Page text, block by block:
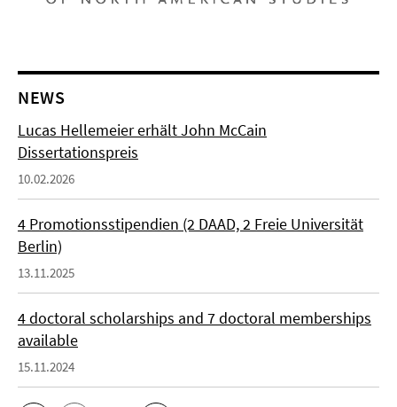
NEWS
Lucas Hellemeier erhält John McCain
Dissertationspreis
10.02.2026
4 Promotionsstipendien (2 DAAD, 2 Freie Universität
Berlin)
13.11.2025
4 doctoral scholarships and 7 doctoral memberships
available
15.11.2024